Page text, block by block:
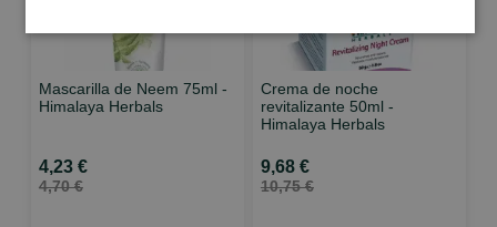
Mascarilla de Neem 75ml -
Himalaya Herbals
4,23 €
4,70 €
Crema de noche
revitalizante 50ml -
Himalaya Herbals
9,68 €
10,75 €